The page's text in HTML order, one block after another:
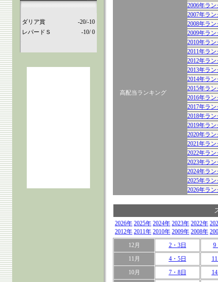
ダリア賞
-20/-10
レパードＳ
-10/ 0
高配当ランキング
2006年ラ
2007年ラ
2008年ラ
2009年ラ
2010年ラ
2011年ラ
2012年ラ
2013年ラ
2014年ラ
2015年ラ
2016年ラ
2017年ラ
2018年ラ
2019年ラ
2020年ラ
2021年ラ
2022年ラ
2023年ラ
2024年ラ
2025年ラ
2026年ラ
2026年 2025年 2024年 2023年 2022年
2012年 2011年 2010年 2009年 2008年
12月
2・3日
9
11月
4・5日
10月
7・8日